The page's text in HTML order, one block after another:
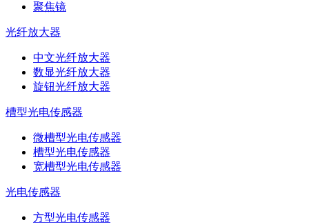
聚焦镜
光纤放大器
中文光纤放大器
数显光纤放大器
旋钮光纤放大器
槽型光电传感器
微槽型光电传感器
槽型光电传感器
宽槽型光电传感器
光电传感器
方型光电传感器